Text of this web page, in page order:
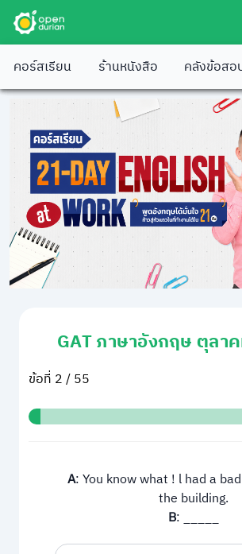
คอร์สเรียน ร้านหนังสือ คลังข้อสอ
GAT ภาษาอังกฤษ ตุลา
ข้อที่ 2 / 55
A: You know what ! l had a
the building.
B: _____